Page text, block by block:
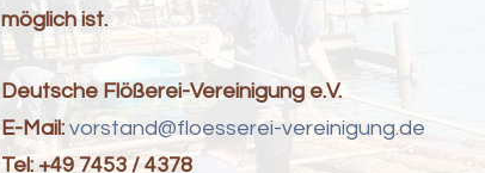
möglich ist.
Deutsche Flößerei-Vereinigung e.V.
E-Mail: vorstand@floesserei-vereinigung.de
Tel: +49 7453 / 4378